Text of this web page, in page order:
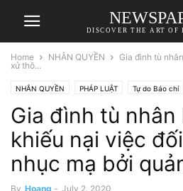
DISCOVER THE ART OF
Home NHÂN QUYỀN
Gia đình tù
xử thô...
NHÂN QUYỀN PHÁP LUẬT Tự do Báo chí
Gia đình tù
khiếu nại việc
nhục mạ bởi
By Hoang - July 2, 2020